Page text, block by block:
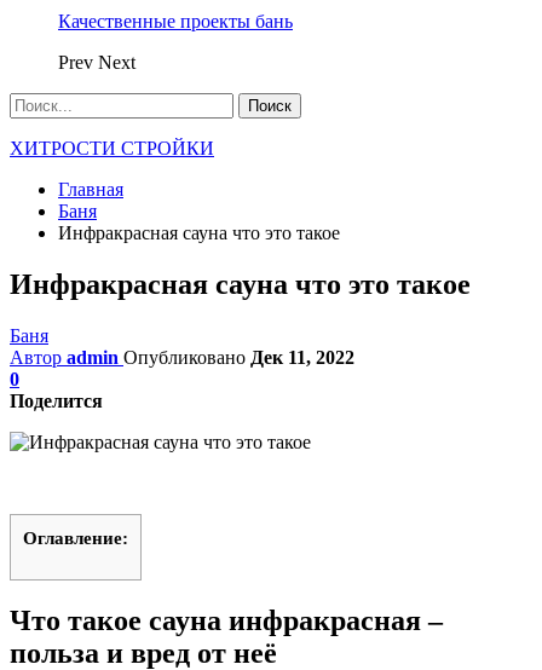
Качественные проекты бань
Prev Next
ХИТРОСТИ СТРОЙКИ
Главная
Баня
Инфракрасная сауна что это такое
Инфракрасная сауна что это такое
Баня
Автор admin Опубликовано Дек 11, 2022
0
Поделится
Оглавление:
Что такое сауна инфракрасная –
польза и вред от неё